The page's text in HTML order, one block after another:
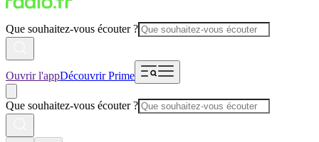
Que souhaitez-vous écouter ?
Ouvrir l'appDécouvrir Prime
Que souhaitez-vous écouter ?